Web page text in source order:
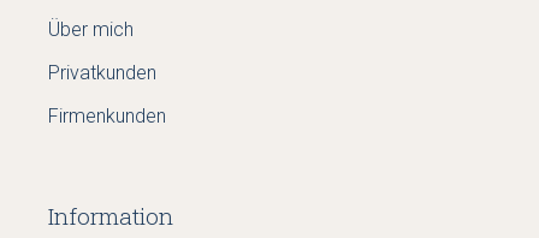
Über mich
Privatkunden
Firmenkunden
Information